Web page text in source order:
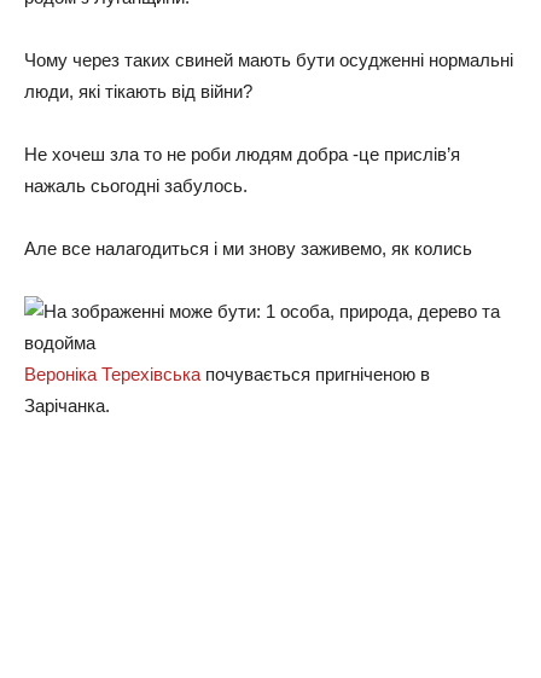
Чому через таких свиней мають бути осудженні нормальні
люди, які тікають від війни?
Не хочеш зла то не роби людям добра -це прислів’я
нажаль сьогодні забулось.
Але все налагодиться і ми знову заживемо, як колись
Вероніка Терехівська почувається пригніченою в
Зарічанка.